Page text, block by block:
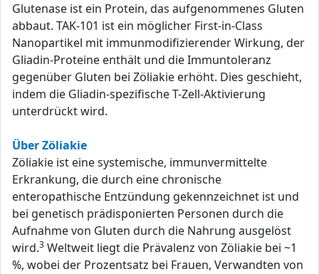
Glutenase ist ein Protein, das aufgenommenes Gluten
abbaut. TAK-101 ist ein möglicher First-in-Class
Nanopartikel mit immunmodifizierender Wirkung, der
Gliadin-Proteine enthält und die Immuntoleranz
gegenüber Gluten bei Zöliakie erhöht. Dies geschieht,
indem die Gliadin-spezifische T-Zell-Aktivierung
unterdrückt wird.
Über Zöliakie
Zöliakie ist eine systemische, immunvermittelte
Erkrankung, die durch eine chronische
enteropathische Entzündung gekennzeichnet ist und
bei genetisch prädisponierten Personen durch die
Aufnahme von Gluten durch die Nahrung ausgelöst
wird.3 Weltweit liegt die Prävalenz von Zöliakie bei ~1
%, wobei der Prozentsatz bei Frauen, Verwandten von